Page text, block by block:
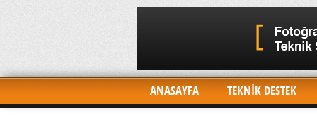
ANASAYFA TEKNİK DESTEK